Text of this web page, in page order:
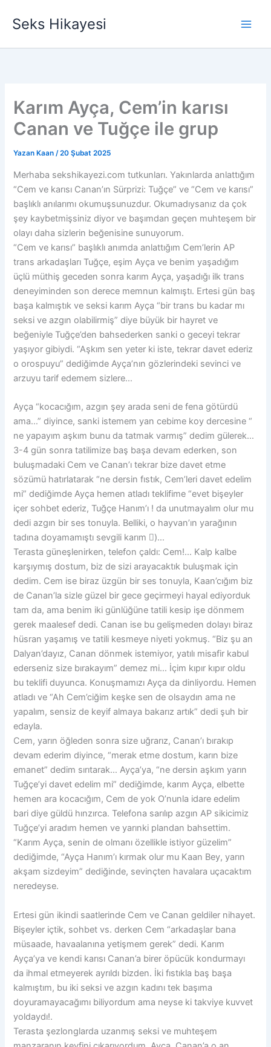
atlaSeks Hikayesi
Karım Ayça, Cem’in karısı
Canan ve Tuğçe ile grup
Yazan Kaan/20 Şubat 2025
Merhaba sekshikayezi.com tutkunları. Yakınlarda anlattığım
“Cem ve karısı Canan’ın Sürprizi: Tuğçe” ve “Cem ve karısı”
başlıklı anılarımı okumuşsunuzdur. Okumadıysanız da çok
şey kaybetmişsiniz diyor ve başımdan geçen muhteşem bir
olayı daha sizlerin beğenisine sunuyorum.
“Cem ve karısı” başlıklı anımda anlattığım Cem’lerin AP
trans arkadaşları Tuğçe, eşim Ayça ve benim yaşadığım
üçlü müthiş geceden sonra karım Ayça, yaşadığı ilk trans
deneyiminden son derece memnun kalmıştı. Ertesi gün baş
başa kalmıştık ve seksi karım Ayça “bir trans bu kadar mı
seksi ve azgın olabilirmiş” diye büyük bir hayret ve
beğeniyle Tuğçe’den bahsederken sanki o geceyi tekrar
yaşıyor gibiydi. “Aşkım sen yeter ki iste, tekrar davet ederiz
o orospuyu” dediğimde Ayça’nın gözlerindeki sevinci ve
arzuyu tarif edemem sizlere…
Ayça “kocacığım, azgın şey arada seni de fena götürdü
ama…” diyince, sanki istemem yan cebime koy dercesine “
ne yapayım aşkım bunu da tatmak varmış” dedim gülerek…
3-4 gün sonra tatilimize baş başa devam ederken, son
buluşmadaki Cem ve Canan’ı tekrar bize davet etme
sözümü hatırlatarak “ne dersin fıstık, Cem’leri davet edelim
mi” dediğimde Ayça hemen atladı teklifime “evet bişeyler
içer sohbet ederiz, Tuğçe Hanım’ı ! da unutmayalım olur mu
dedi azgın bir ses tonuyla. Belliki, o hayvan’ın yarağının
tadına doyamamıştı sevgili karım )…
Terasta güneşlenirken, telefon çaldı: Cem!… Kalp kalbe
karşıymış dostum, biz de sizi arayacaktık buluşmak için
dedim. Cem ise biraz üzgün bir ses tonuyla, Kaan’cığım biz
de Canan’la sizle güzel bir gece geçirmeyi hayal ediyorduk
tam da, ama benim iki günlüğüne tatili kesip işe dönmem
gerek maalesef dedi. Canan ise bu gelişmeden dolayı biraz
hüsran yaşamış ve tatili kesmeye niyeti yokmuş. “Biz şu an
Dalyan’dayız, Canan dönmek istemiyor, yatılı misafir kabul
ederseniz size bırakayım” demez mi… İçim kıpır kıpır oldu
bu teklifi duyunca. Konuşmamızı Ayça da dinliyordu. Hemen
atladı ve “Ah Cem’ciğim keşke sen de olsaydın ama ne
yapalım, sensiz de keyif almaya bakarız artık” dedi şuh bir
edayla.
Cem, yarın öğleden sonra size uğrarız, Canan’ı bırakıp
devam ederim diyince, “merak etme dostum, karın bize
emanet” dedim sırıtarak… Ayça’ya, “ne dersin aşkım yarın
Tuğçe’yi davet edelim mi” dediğimde, karım Ayça, elbette
hemen ara kocacığım, Cem de yok O’nunla idare edelim
bari diye güldü hınzırca. Telefona sarılıp azgın AP sikicimiz
Tuğçe’yi aradım hemen ve yarınki plandan bahsettim.
“Karım Ayça, senin de olmanı özellikle istiyor güzelim”
dediğimde, “Ayça Hanım’ı kırmak olur mu Kaan Bey, yarın
akşam sizdeyim” dediğinde, sevinçten havalara uçacaktım
neredeyse.
Ertesi gün ikindi saatlerinde Cem ve Canan geldiler nihayet.
Bişeyler içtik, sohbet vs. derken Cem “arkadaşlar bana
müsaade, havaalanına yetişmem gerek” dedi. Karım
Ayça’ya ve kendi karısı Canan’a birer öpücük kondurmayı
da ihmal etmeyerek ayrıldı bizden. İki fıstıkla baş başa
kalmıştım, bu iki seksi ve azgın kadını tek başıma
doyuramayacağımı biliyordum ama neyse ki takviye kuvvet
yoldaydı!.
Terasta şezlonglarda uzanmış seksi ve muhteşem